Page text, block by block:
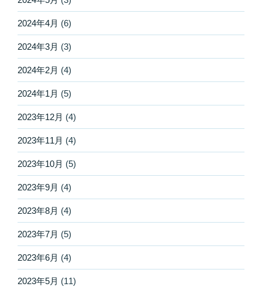
2024年4月 (6)
2024年3月 (3)
2024年2月 (4)
2024年1月 (5)
2023年12月 (4)
2023年11月 (4)
2023年10月 (5)
2023年9月 (4)
2023年8月 (4)
2023年7月 (5)
2023年6月 (4)
2023年5月 (11)